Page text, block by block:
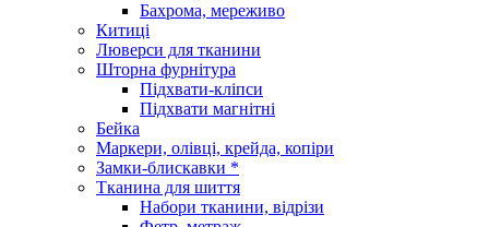
Бахрома, мереживо
Китиці
Люверси для тканини
Шторна фурнітура
Підхвати-кліпси
Підхвати магнітні
Бейка
Маркери, олівці, крейда, копіри
Замки-блискавки *
Тканина для шиття
Набори тканини, відрізи